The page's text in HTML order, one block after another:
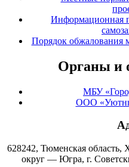
Информационная
Порядок обжалования
Органы и
МБУ
ООО
628242, Тюменская
округ — Югра, г.